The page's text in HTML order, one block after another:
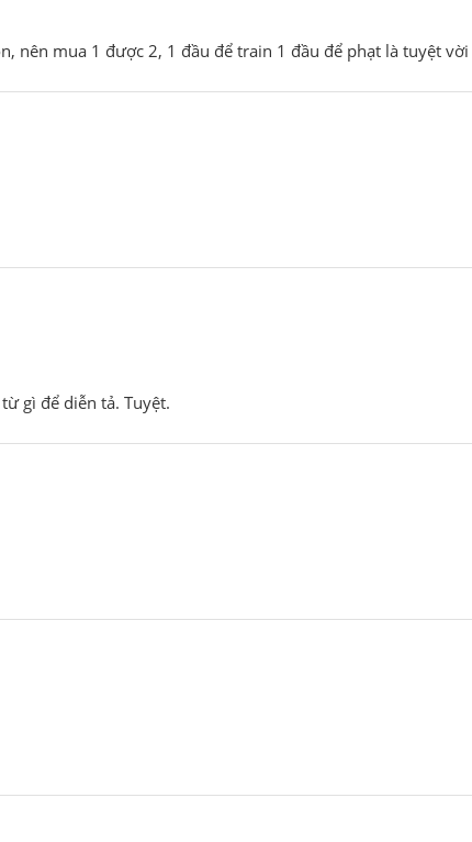
nên mua 1 được 2, 1 đầu để train 1 đầu để phạt là tuyệt vời
gì để diễn tả. Tuyệt.